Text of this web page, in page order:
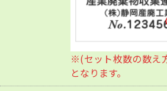
※(セット枚数の数え
となります。